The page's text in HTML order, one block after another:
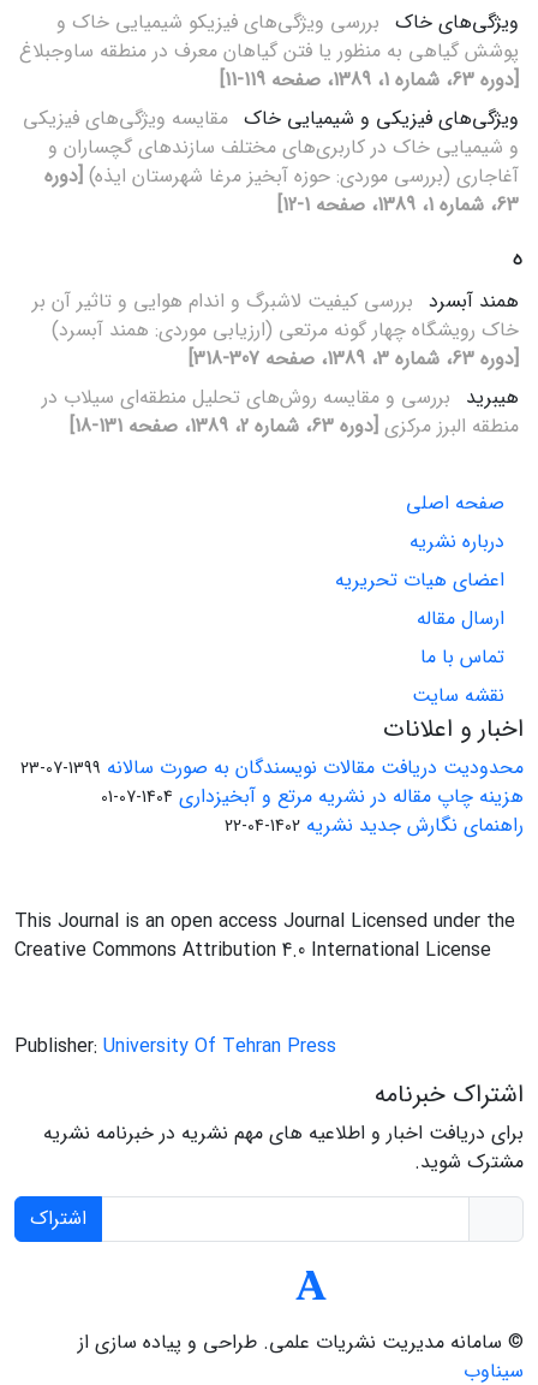
ویژگی‌های خاک بررسی ویژگی‌های فیزیکو شیمیایی خاک و
پوشش گیاهی به منظور یا فتن گیاهان معرف در منطقه ساوجبلاغ
[دوره 63، شماره 1، 1389، صفحه 119-11]
ویژگی‌های فیزیکی و شیمیایی خاک مقایسه ویژگی‌های فیزیکی
و شیمیایی خاک در کاربری‌های مختلف سازندهای گچساران و
آغاجاری (بررسی موردی: حوزه آبخیز مرغا شهرستان ایذه) [دوره
63، شماره 1، 1389، صفحه 1-12]
ه
همند آبسرد بررسی کیفیت لاشبرگ و اندام هوایی و تاثیر آن بر
خاک رویشگاه چهار گونه مرتعی (ارزیابی موردی: همند آبسرد)
[دوره 63، شماره 3، 1389، صفحه 307-318]
هیبرید بررسی و مقایسه روش‌های تحلیل منطقه‌ای سیلاب در
منطقه البرز مرکزی [دوره 63، شماره 2، 1389، صفحه 131-18]
صفحه اصلی
درباره نشریه
اعضای هیات تحریریه
ارسال مقاله
تماس با ما
نقشه سایت
اخبار و اعلانات
محدودیت دریافت مقالات نویسندگان به صورت سالانه 1399-07-23
هزینه چاپ مقاله در نشریه مرتع و آبخیزداری 1404-07-01
راهنمای نگارش جدید نشریه 1402-04-22
This Journal is an open access Journal Licensed under the
Creative Commons Attribution 4.0 International License
Publisher: University Of Tehran Press
اشتراک خبرنامه
برای دریافت اخبار و اطلاعیه های مهم نشریه در خبرنامه نشریه
مشترک شوید.
اشتراک
© سامانه مدیریت نشریات علمی. طراحی و پیاده سازی از
سیناوب